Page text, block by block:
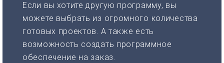
Если вы хотите другую программу, вы
можете выбрать из огромного количества
готовых проектов. А также есть
возможность создать программное
обеспечение на заказ.